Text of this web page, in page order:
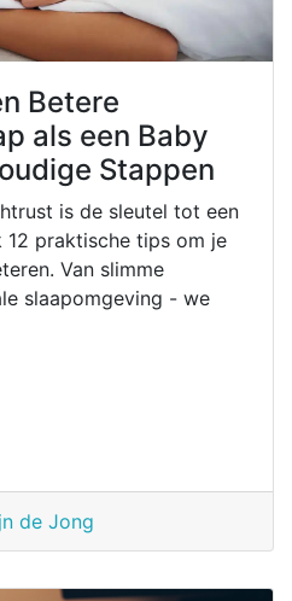
Betere
als een Baby
Stappen
is de sleutel tot een
12 praktische tips om je
Van slimme
slaapomgeving - we
de Jong